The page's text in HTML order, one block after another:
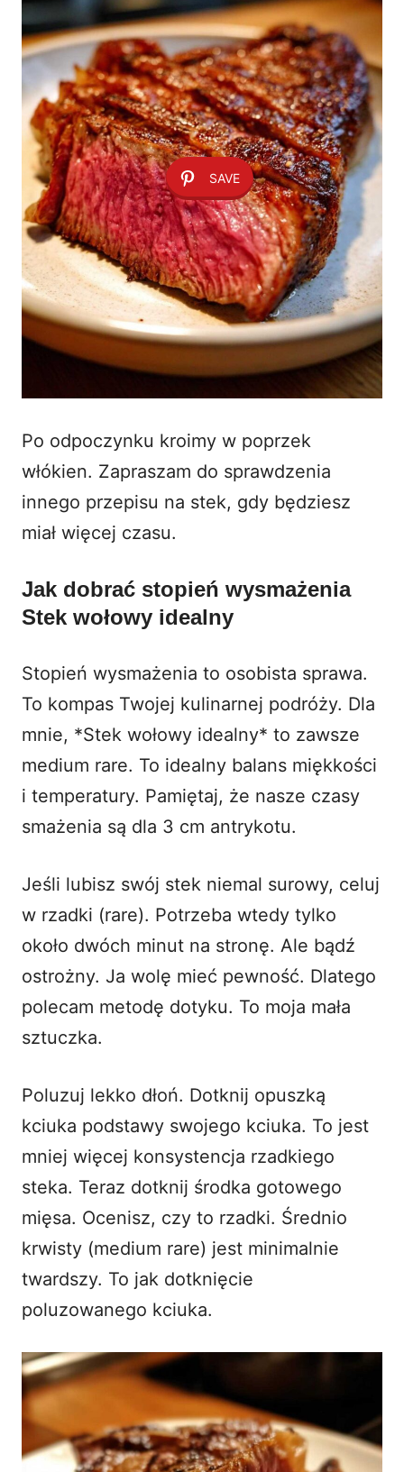
SAVE
Po odpoczynku kroimy w poprzek
włókien. Zapraszam do sprawdzenia
innego przepisu na stek, gdy będziesz
miał więcej czasu.
Jak dobrać stopień wysmażenia
Stek wołowy idealny
Stopień wysmażenia to osobista sprawa.
To kompas Twojej kulinarnej podróży. Dla
mnie, *Stek wołowy idealny* to zawsze
medium rare. To idealny balans miękkości
i temperatury. Pamiętaj, że nasze czasy
smażenia są dla 3 cm antrykotu.
Jeśli lubisz swój stek niemal surowy, celuj
w rzadki (rare). Potrzeba wtedy tylko
około dwóch minut na stronę. Ale bądź
ostrożny. Ja wolę mieć pewność. Dlatego
polecam metodę dotyku. To moja mała
sztuczka.
Poluzuj lekko dłoń. Dotknij opuszką
kciuka podstawy swojego kciuka. To jest
mniej więcej konsystencja rzadkiego
steka. Teraz dotknij środka gotowego
mięsa. Ocenisz, czy to rzadki. Średnio
krwisty (medium rare) jest minimalnie
twardszy. To jak dotknięcie
poluzowanego kciuka.